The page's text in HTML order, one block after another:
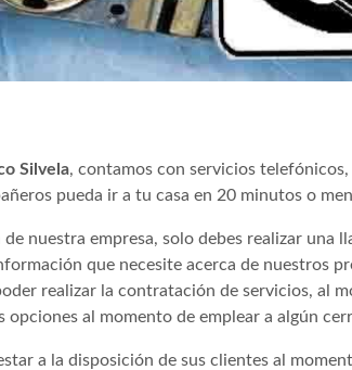
Silvela, contamos con servicios
pueda ir a tu casa en 20 minutos o
nuestra empresa, solo debes realizar una
que necesite acerca de nuestros
realizar la contratación de servicios, al
opciones al momento de emplear a algún
a la disposición de sus clientes al